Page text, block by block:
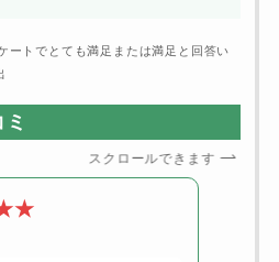
トでとても満足または満足と回答い
スクロールできます